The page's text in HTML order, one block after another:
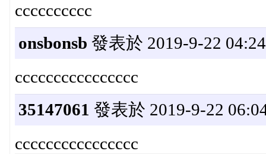
cccccccccc
onsbonsb 發表於 2019-9-22
cccccccccccccccc
35147061 發表於 2019-9-22
cccccccccccccccc